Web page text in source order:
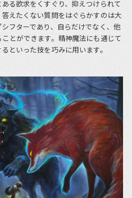
る欲求をくすぐり、抑えつけられて
えたくない質問をはぐらかすのは大
フターであり、自らだけでなく、他
とができます。精神魔法にも通じて
といった技を巧みに用います。